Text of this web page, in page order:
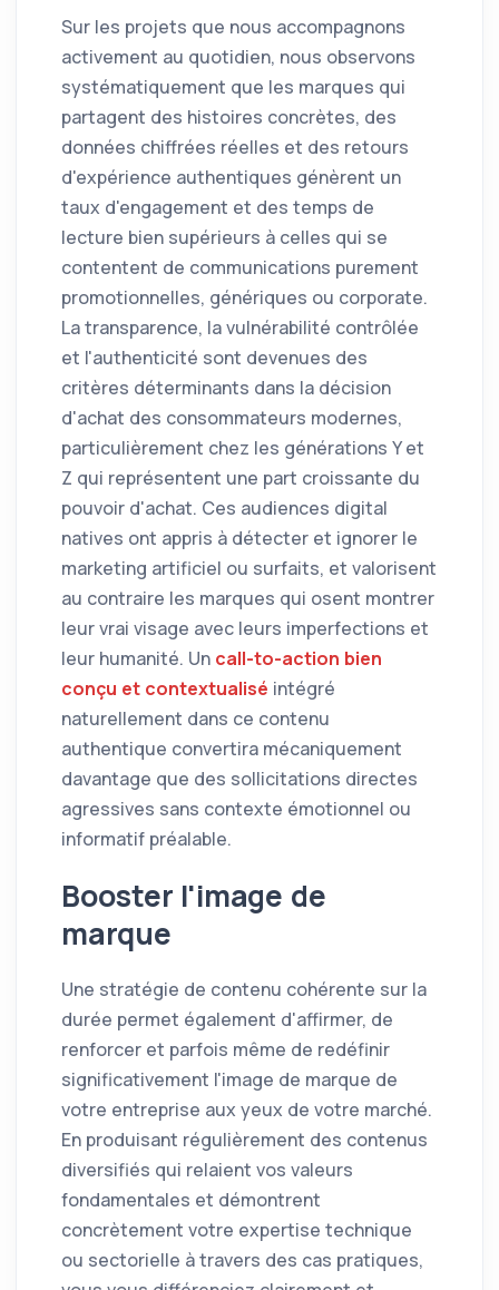
Sur les projets que nous accompagnons
activement au quotidien, nous observons
systématiquement que les marques qui
partagent des histoires concrètes, des
données chiffrées réelles et des retours
d'expérience authentiques génèrent un
taux d'engagement et des temps de
lecture bien supérieurs à celles qui se
contentent de communications purement
promotionnelles, génériques ou corporate.
La transparence, la vulnérabilité contrôlée
et l'authenticité sont devenues des
critères déterminants dans la décision
d'achat des consommateurs modernes,
particulièrement chez les générations Y et
Z qui représentent une part croissante du
pouvoir d'achat. Ces audiences digital
natives ont appris à détecter et ignorer le
marketing artificiel ou surfaits, et valorisent
au contraire les marques qui osent montrer
leur vrai visage avec leurs imperfections et
leur humanité. Un call-to-action bien
conçu et contextualisé intégré
naturellement dans ce contenu
authentique convertira mécaniquement
davantage que des sollicitations directes
agressives sans contexte émotionnel ou
informatif préalable.
Booster l'image de
marque
Une stratégie de contenu cohérente sur la
durée permet également d'affirmer, de
renforcer et parfois même de redéfinir
significativement l'image de marque de
votre entreprise aux yeux de votre marché.
En produisant régulièrement des contenus
diversifiés qui relaient vos valeurs
fondamentales et démontrent
concrètement votre expertise technique
ou sectorielle à travers des cas pratiques,